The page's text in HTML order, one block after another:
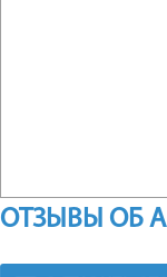
ОТЗЫВЫ ОБ